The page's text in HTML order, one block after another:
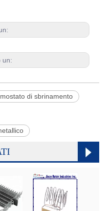
un:
di sbrinamento